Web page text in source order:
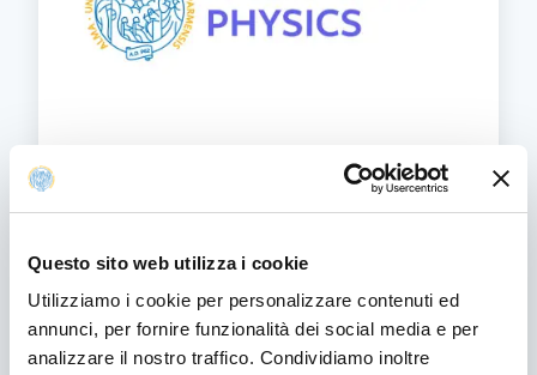
Questo sito web utilizza i cookie
Utilizziamo i cookie per personalizzare contenuti ed
annunci, per fornire funzionalità dei social media e per
analizzare il nostro traffico. Condividiamo inoltre